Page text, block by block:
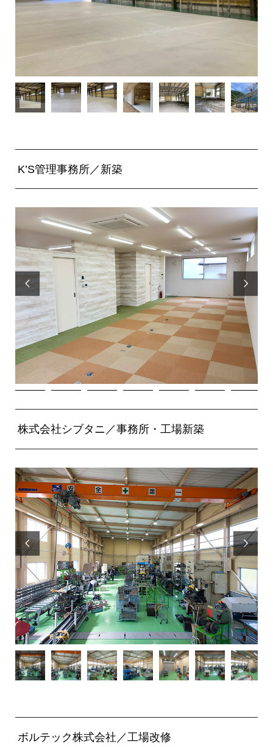
K’S管理事務所／新築
 
株式会社シブタニ／事務所・工場新築
 
ボルテック株式会社／工場改修